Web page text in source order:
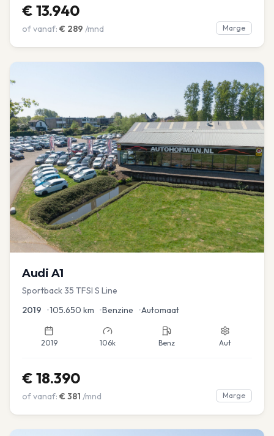
€ 13.940
of vanaf: € 289 /mnd Marge
Audi A1
Sportback 35 TFSI S Line
2019 •105.650 km •Benzine •Automaat
2019 106k Benz Aut
€ 18.390
of vanaf: € 381 /mnd Marge